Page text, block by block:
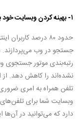
۱- بهینه کردن وبسایت خود برای تلفن‌های همراه
حدود ۸۰ درصد
جستجو در وب می‌پردازند.
رتبه‌بندی موتور جستجوی
نشده‌اند را کاهش دهد. از
تلفن همراه به امری
وبسایت شما برای
دارد که می‌توانید در